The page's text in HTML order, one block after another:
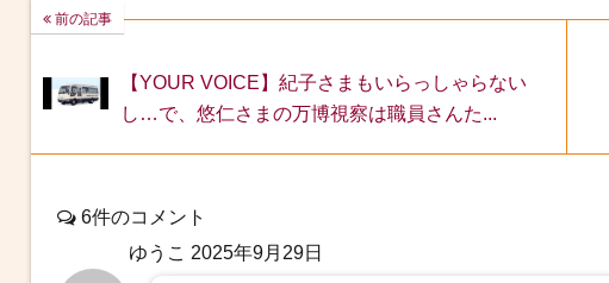
前の記事
【YOUR VOICE】紀子さまもいらっしゃらない
し…で、悠仁さまの万博視察は職員さんた...
6件のコメント
ゆうこ 2025年9月29日